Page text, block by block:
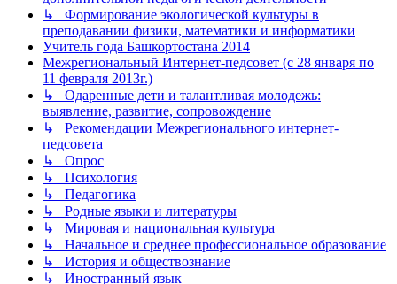
↳ Формирование экологической культуры в
преподавании физики, математики и информатики
Учитель года Башкортостана 2014
Межрегиональный Интернет-педсовет (с 28 января по
11 февраля 2013г.)
↳ Одаренные дети и талантливая молодежь:
выявление, развитие, сопровождение
↳ Рекомендации Межрегионального интернет-
педсовета
↳ Опрос
↳ Психология
↳ Педагогика
↳ Родные языки и литературы
↳ Мировая и национальная культура
↳ Начальное и среднее профессиональное образование
↳ История и обществознание
↳ Иностранный язык